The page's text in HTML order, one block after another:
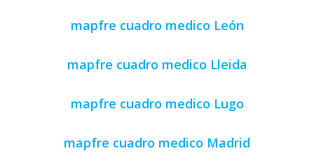
mapfre cuadro medico León
mapfre cuadro medico Lleida
mapfre cuadro medico Lugo
mapfre cuadro medico Madrid